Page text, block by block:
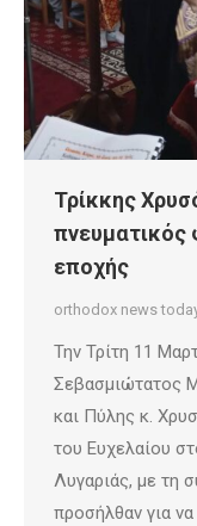
Τρίκκης
πνευματικός
εποχής
orthodox news
Την Τρίτη 11
Σεβασμιώτατος
και Πύλης κ.
του Ευχελαίου
Λυγαριάς, με τη
προσήλθαν για